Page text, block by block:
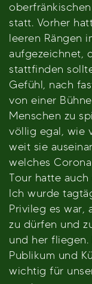
statt. Vorher
leeren Rängen
aufgezeichnet,
stattfinden
Gefühl, nach
von einer
Menschen zu
völlig egal, wie
weit sie
welches
Tour hatte auch
Ich wurde
Privileg es war,
zu dürfen und
und her fliegen.
Publikum und
wichtig für